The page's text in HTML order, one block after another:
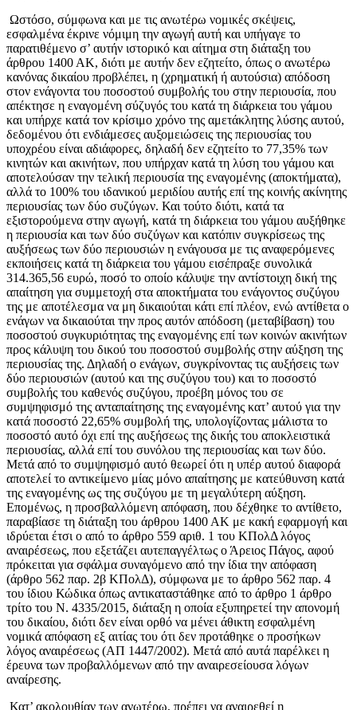
Ωστόσο, σύμφωνα και με τις ανωτέρω νομικές σκέψεις,
εσφαλμένα έκρινε νόμιμη την αγωγή αυτή και υπήγαγε το
παρατιθέμενο σ’ αυτήν ιστορικό και αίτημα στη διάταξη του
άρθρου 1400 ΑΚ, διότι με αυτήν δεν εζητείτο, όπως ο ανωτέρω
κανόνας δικαίου προβλέπει, η (χρηματική ή αυτούσια) απόδοση
στον ενάγοντα του ποσοστού συμβολής του στην περιουσία, που
απέκτησε η εναγομένη σύζυγός του κατά τη διάρκεια του γάμου
και υπήρχε κατά τον κρίσιμο χρόνο της αμετάκλητης λύσης αυτού,
δεδομένου ότι ενδιάμεσες αυξομειώσεις της περιουσίας του
υποχρέου είναι αδιάφορες, δηλαδή δεν εζητείτο το 77,35% των
κινητών και ακινήτων, που υπήρχαν κατά τη λύση του γάμου και
αποτελούσαν την τελική περιουσία της εναγομένης (αποκτήματα),
αλλά το 100% του ιδανικού μεριδίου αυτής επί της κοινής ακίνητης
περιουσίας των δύο συζύγων. Και τούτο διότι, κατά τα
εξιστορούμενα στην αγωγή, κατά τη διάρκεια του γάμου αυξήθηκε
η περιουσία και των δύο συζύγων και κατόπιν συγκρίσεως της
αυξήσεως των δύο περιουσιών η ενάγουσα με τις αναφερόμενες
εκποιήσεις κατά τη διάρκεια του γάμου εισέπραξε συνολικά
314.365,56 ευρώ, ποσό το οποίο κάλυψε την αντίστοιχη δική της
απαίτηση για συμμετοχή στα αποκτήματα του ενάγοντος συζύγου
της με αποτέλεσμα να μη δικαιούται κάτι επί πλέον, ενώ αντίθετα ο
ενάγων να δικαιούται την προς αυτόν απόδοση (μεταβίβαση) του
ποσοστού συγκυριότητας της εναγομένης επί των κοινών ακινήτων
προς κάλυψη του δικού του ποσοστού συμβολής στην αύξηση της
περιουσίας της. Δηλαδή ο ενάγων, συγκρίνοντας τις αυξήσεις των
δύο περιουσιών (αυτού και της συζύγου του) και το ποσοστό
συμβολής του καθενός συζύγου, προέβη μόνος του σε
συμψηφισμό της ανταπαίτησης της εναγομένης κατ’ αυτού για την
κατά ποσοστό 22,65% συμβολή της, υπολογίζοντας μάλιστα το
ποσοστό αυτό όχι επί της αυξήσεως της δικής του αποκλειστικά
περιουσίας, αλλά επί του συνόλου της περιουσίας και των δύο.
Μετά από το συμψηφισμό αυτό θεωρεί ότι η υπέρ αυτού διαφορά
αποτελεί το αντικείμενο μίας μόνο απαίτησης με κατεύθυνση κατά
της εναγομένης ως της συζύγου με τη μεγαλύτερη αύξηση.
Επομένως, η προσβαλλόμενη απόφαση, που δέχθηκε το αντίθετο,
παραβίασε τη διάταξη του άρθρου 1400 ΑΚ με κακή εφαρμογή και
ιδρύεται έτσι ο από το άρθρο 559 αριθ. 1 του ΚΠολΔ λόγος
αναιρέσεως, που εξετάζει αυτεπαγγέλτως ο Άρειος Πάγος, αφού
πρόκειται για σφάλμα συναγόμενο από την ίδια την απόφαση
(άρθρο 562 παρ. 2β ΚΠολΔ), σύμφωνα με το άρθρο 562 παρ. 4
του ίδιου Κώδικα όπως αντικαταστάθηκε από το άρθρο 1 άρθρο
τρίτο του Ν. 4335/2015, διάταξη η οποία εξυπηρετεί την απονομή
του δικαίου, διότι δεν είναι ορθό να μένει άθικτη εσφαλμένη
νομικά απόφαση εξ αιτίας του ότι δεν προτάθηκε ο προσήκων
λόγος αναιρέσεως (ΑΠ 1447/2002). Μετά από αυτά παρέλκει η
έρευνα των προβαλλόμενων από την αναιρεσείουσα λόγων
αναίρεσης.
Κατ’ ακολουθίαν των ανωτέρω, πρέπει να αναιρεθεί η